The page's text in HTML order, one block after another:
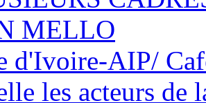
MELLO
d'Ivoire-AIP/
les acteurs de